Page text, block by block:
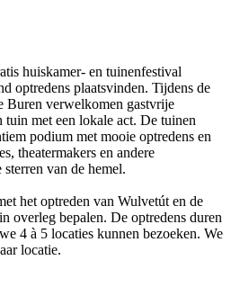
huiskamer- en tuinenfestival
optredens plaatsvinden. Tijdens de
Buren verwelkomen gastvrije
met een lokale act. De tuinen
podium met mooie optredens en
theatermakers en andere
van de hemel.
het optreden van Wulvetút en de
overleg bepalen. De optredens duren
4 à 5 locaties kunnen bezoeken. We
locatie.